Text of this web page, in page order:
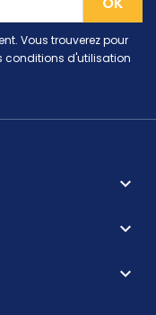
Vous trouverez pour
conditions d'utilisation


keyboard_arrow_down